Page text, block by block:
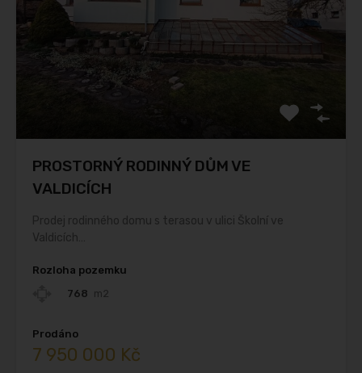
PROSTORNÝ RODINNÝ DŮM VE
VALDICÍCH
Prodej rodinného domu s terasou v ulici Školní ve
Valdicích…
Rozloha pozemku
768 m2
Prodáno
7 950 000 Kč